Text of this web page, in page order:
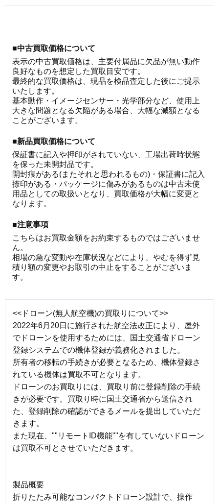
■中古買取価格について
表示の中古買取価格は、主要付属品に欠品が無い動作
良好なものを想定した買取目安です。
最終的な買取価格は、現品を検品査定した後にご提示
いたします。
基本動作・イメージセンサー・光学部分など、使用上
大きな問題となる欠陥がある場合、大幅な減額となる
ことがございます。
■新品買取価格について
保証書に記入や押印がされていない、工場出荷時状態
を保った未開封品です。
開封痕がある(またそれと思われるもの)・保証書に記入
捺印がある・パッケージに傷みがあるものは中古未使
用品としての取扱いとなり、買取価格が大幅に変更と
なります。
■注意事項
こちらはお買取金額をお約束するものではございませ
ん。
相場の急な変動や在庫状況などにより、やむを得ず見
積り額の変更やお取引の中止をすることがございま
す。
<<ドローン(無人航空機)の買取りについて>>
2022年6月20日に施行された航空法改正により、屋外
でドローンを使用するためには、国土交通省ドローン
登録システムでの機体登録が義務化されました。
所有者の移転の手続きが必要となるため、機体登録さ
れている機体は買取不可となります。
ドローンのお買取りには、買取り前に登録削除の手続
きが必要です。買取り時に国土交通省から送信され
た、登録削除の確認ができるメールを提出していただ
きます。
また現在、""リモートID機能""を有していないドローン
は買取不可とさせていただきます。
製品概要
折りたたみ可能なコンパクトドローン設計で、操作